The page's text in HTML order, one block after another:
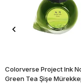
Colorverse Project Ink
Green Tea Şişe